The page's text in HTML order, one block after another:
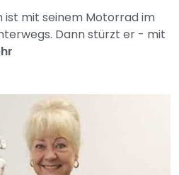
ist mit seinem Motorrad im
Dann stürzt er - mit